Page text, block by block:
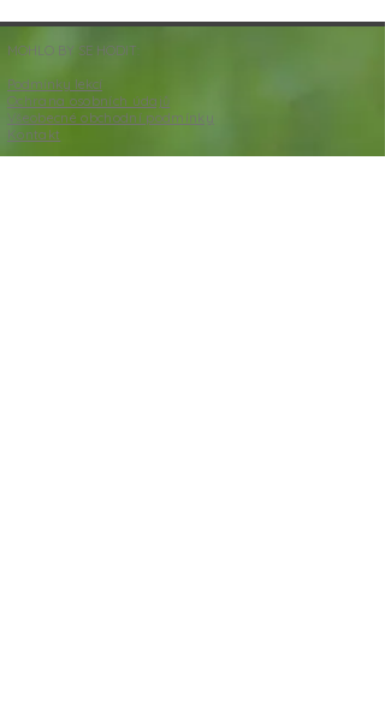
MOHLO BY SE HODIT:
Podmínky lekcí
Ochrana osobních údajů
Všeobecné obchodní podmínky
Kontakt